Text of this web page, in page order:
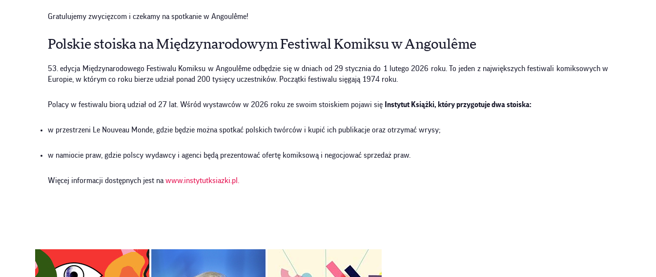
Gratulujemy zwycięzcom i czekamy na spotkanie w Angoulême!
Polskie stoiska na Międzynarodowym Festiwal Komiksu w Angoulême
53. edycja Międzynarodowego Festiwalu Komiksu w Angoulême odbędzie się w dniach od 29 stycznia do 1 lutego 2026 roku. To jeden z największych festiwali komiksowych w
Europie, w którym co roku bierze udział ponad 200 tysięcy uczestników. Początki festiwalu sięgają 1974 roku.
Polacy w festiwalu biorą udział od 27 lat. Wśród wystawców w 2026 roku ze swoim stoiskiem pojawi się Instytut Książki, który przygotuje dwa stoiska:
w przestrzeni Le Nouveau Monde, gdzie będzie można spotkać polskich twórców i kupić ich publikacje oraz otrzymać wrysy;
w namiocie praw, gdzie polscy wydawcy i agenci będą prezentować ofertę komiksową i negocjować sprzedaż praw.
Więcej informacji dostępnych jest na www.instytutksiazki.pl.